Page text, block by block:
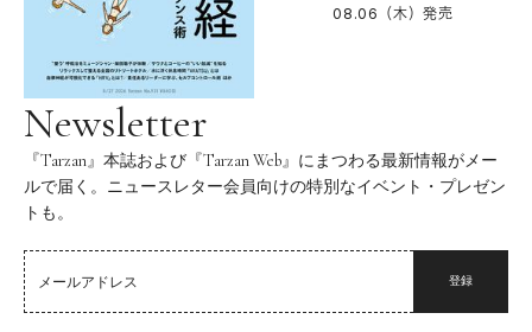
08.06（木）発売
Newsletter
『Tarzan』本誌および『Tarzan Web』にまつわる最新情報がメー
ルで届く。ニュースレター会員向けの特別なイベント・プレゼン
トも。
登録